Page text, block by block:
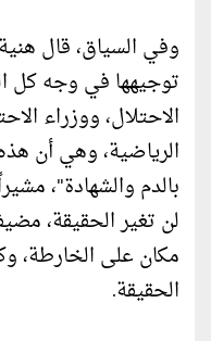
وفي السياق، قال
توجيهها في وجه كل
الاحتلال، ووزراء
الرياضية، وهي أن
بالدم والشهادة"،
لن تغير الحقيقة،
مكان على الخارطة،
الحقيقة.